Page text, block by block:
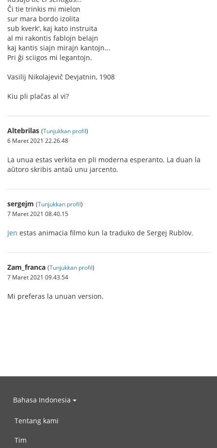
Ĉi tie trinkis mi mielon
sur mara bordo izolita
sub kverk', kaj kato instruita
al mi rakontis fablojn belajn
kaj kantis siajn mirajn kantojn...
Pri ĝi sciigos mi legantojn.
Vasilij Nikolajeviĉ Devjatnin, 1908
Kiu pli plaĉas al vi?
Altebrilas (Tunjukkan profil)
6 Maret 2021 22.26.48
La unua estas verkita en pli moderna esperanto. La duan la
aŭtoro skribis antaŭ unu jarcento.
sergejm (Tunjukkan profil)
7 Maret 2021 08.40.15
Jen estas animacia filmo kun la traduko de Sergej Rublov.
Zam_franca (Tunjukkan profil)
7 Maret 2021 09.43.54
Mi preferas la unuan version.
Bahasa Indonesia
Tentang kami
Tim